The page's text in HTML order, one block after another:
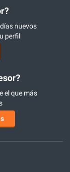
nuevos
perfil
el que más